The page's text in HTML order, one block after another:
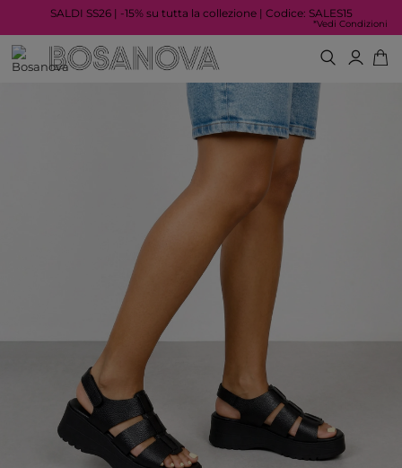
SALDI SS26 | -15% su tutta la collezione | Codice: SALES15
*Vedi Condizioni